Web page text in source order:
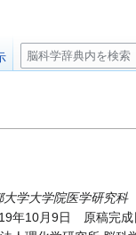
大学大学院医学研究
年10月9日 原稿完成
検
索